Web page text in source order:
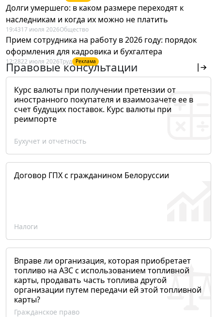
Долги умершего: в каком размере переходят к
наследникам и когда их можно не платить
19:4317 июля 2026Общество
Прием сотрудника на работу в 2026 году: порядок
оформления для кадровика и бухгалтера
12:2822 июля 2026Труд Реклама
Правовые консультации
Курс валюты при получении претензии от
иностранного покупателя и взаимозачете ее в
счет будущих поставок. Курс валюты при
реимпорте
Бухучет и отчетность
Договор ГПХ с гражданином Белоруссии
Налоги
Вправе ли организация, которая приобретает
топливо на АЗС с использованием топливной
карты, продавать часть топлива другой
организации путем передачи ей этой топливной
карты?
Гражданское право